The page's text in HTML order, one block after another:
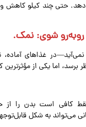
حتی چند کیلو کاهش
روبه‌رو شوی: نمک.
غذاهای
اما یکی از
کافی است بدن را از
می‌تواند به شکل